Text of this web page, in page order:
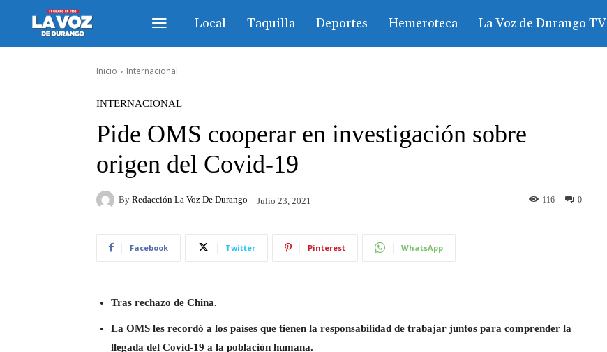
Local Taquilla Deportes Hemeroteca La Voz de Durango TV
Inicio Internacional
INTERNACIONAL
Pide OMS cooperar en investigación sobre
origen del Covid-19
By Redacción La Voz De Durango Julio 23, 2021 0
116
Facebook Twitter Pinterest WhatsApp
Tras rechazo de China.
La OMS les recordó a los países que tienen la responsabilidad de trabajar juntos para comprender la
llegada del Covid-19 a la población humana.